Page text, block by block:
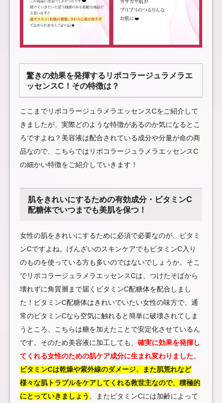
驚きの効果を発揮するリポコラージュラメラエ
ッセンスC！その特徴は？
ここまでリポコラージュラメラエッセンスCをご紹介して
きましたが、実際どのような特徴があるのか気になるとこ
ろですよね？美容液は配合されている成分や分量が命の商
品なので、こちらではリポコラージュラメラエッセンスC
の細かい特徴をご紹介していきます！
肌をきれいにするための有効成分・ビタミンC
配糖体でいつまでも美肌を保つ！
女性の肌をきれいにするために必須で必要なのが、ビタミ
ンCですよね。げんざいのスキンケアでもビタミンC入り
のものを使っている方も多いのではないでしょうか。そこ
でリポコラージュラメラエッセンスCは、つけたそばから
壊れずに角質層まで届くビタミンC配糖体を配合しまし
た！ビタミンC配糖体はきれいでいたい女性の味方で、通
常のビタミンCなら空気に触れると簡単に破壊されてしま
うところ、こちらは糖を加えたことで安定化させているん
です。そのため美容液に加工しても、 確実に効果を発揮し
てくれる女性のための肌ケア成分に生まれ変わりました。
ビタミンCは乾燥や紫外線のダメージ、また肌荒れなど
様々な肌トラブルをケアしてくれる救世主なので、積極的
にとっていきましょう 。またビタミンCには加齢によって